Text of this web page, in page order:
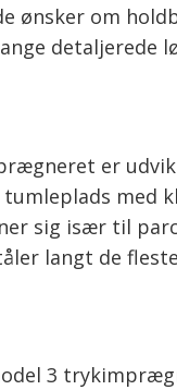
ønsker om
detaljerede
er
med
sig især til
langt de
3